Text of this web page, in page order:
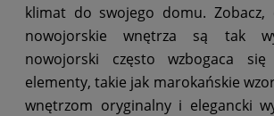
klimat do swojego domu. Zobacz,
nowojorskie wnętrza są tak
nowojorski często wzbogaca
elementy, takie jak marokańskie
wnętrzom oryginalny i elegancki